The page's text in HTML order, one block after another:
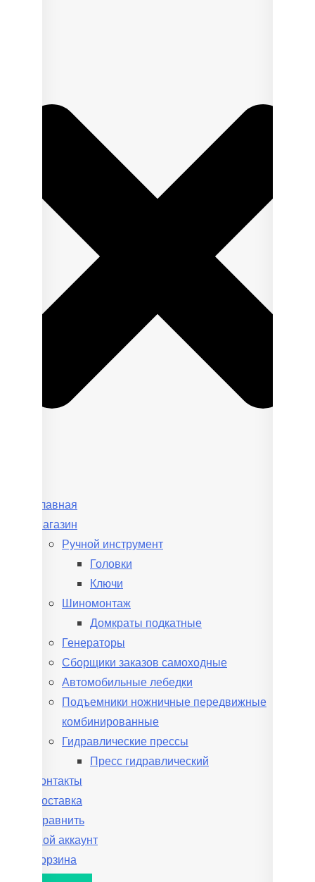
Главная
Магазин
Ручной инструмент
Головки
Ключи
Шиномонтаж
Домкраты подкатные
Генераторы
Сборщики заказов самоходные
Автомобильные лебедки
Подъемники ножничные передвижные
комбинированные
Гидравлические прессы
Пресс гидравлический
Контакты
Доставка
Сравнить
Мой аккаунт
Корзина